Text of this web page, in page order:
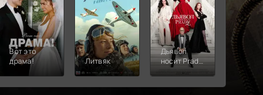
Вот это
драма!
Литвяк
Дьявол
носит Prada
2